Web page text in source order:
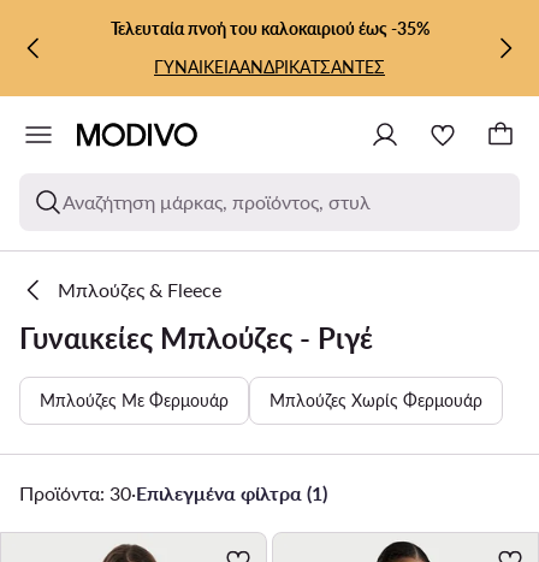
ΜΕΤΆΒΑΣΗ ΣΤΟ ΚΎΡΙΟ ΠΕΡΙΕΧΌΜΕΝΟ
ΜΕΤΆΒΑΣΗ ΣΤΗΝ ΑΝΑΖΉΤΗΣΗ
Τελευταία πνοή του καλοκαιριού έως -35%
ΓΥΝΑΙΚΕΙΑΑΝΔΡΙΚΑΤΣΑΝΤΕΣ
Αναζήτηση μάρκας, προϊόντος, στυλ
Μπλούζες & Fleece
Γυναικείες Μπλούζες - Ριγέ
Μπλούζες Με Φερμουάρ Μπλούζες Χωρίς Φερμουάρ
Προϊόντα: 30·Επιλεγμένα φίλτρα (1)